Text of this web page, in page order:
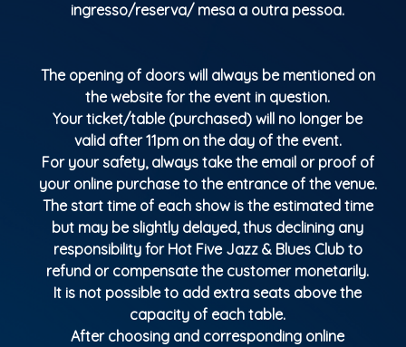
ingresso/reserva/ mesa a outra pessoa.
The opening of doors will always be mentioned on
the website for the event in question.
Your ticket/table (purchased) will no longer be
valid after 11pm on the day of the event.
For your safety, always take the email or proof of
your online purchase to the entrance of the venue.
The start time of each show is the estimated time
but may be slightly delayed, thus declining any
responsibility for Hot Five Jazz & Blues Club to
refund or compensate the customer monetarily.
It is not possible to add extra seats above the
capacity of each table.
After choosing and corresponding online